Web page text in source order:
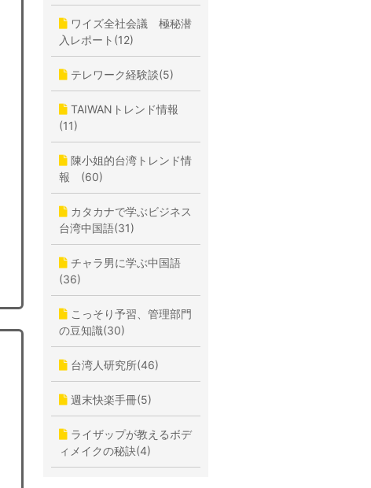
ワイズ全社会議 極秘潜
入レポート(12)
テレワーク経験談(5)
TAIWANトレンド情報
(11)
陳小姐的台湾トレンド情
報 (60)
カタカナで学ぶビジネス
台湾中国語(31)
チャラ男に学ぶ中国語
(36)
こっそり予習、管理部門
の豆知識(30)
台湾人研究所(46)
週末快楽手冊(5)
ライザップが教えるボデ
ィメイクの秘訣(4)